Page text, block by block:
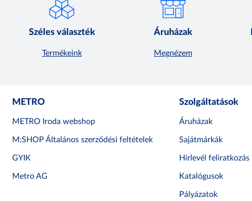
Széles választék
Termékeink
Áruházak
Megnézem
METRO
METRO Iroda webshop
M:SHOP Általános szerződési feltételek
GYIK
Metro AG
Szolgáltatások
Áruházak
Sajátmárkák
Hírlevél feliratkozás
Katalógusok
Pályázatok